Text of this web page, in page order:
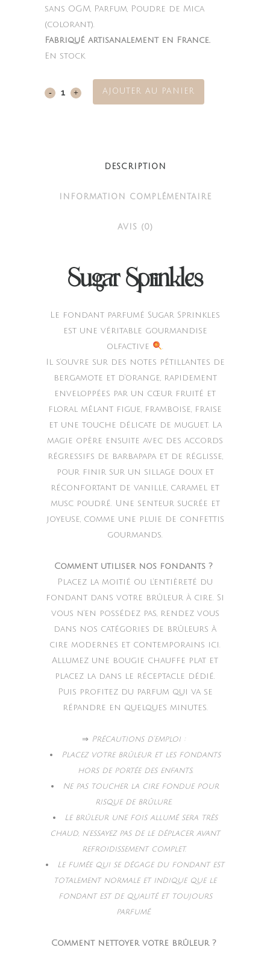
sans OGM, Parfum, Poudre de Mica
(colorant).
Fabriqué artisanalement en France.
En stock
Sugar AJOUTER AU PANIER
DESCRIPTION
INFORMATION COMPLÉMENTAIRE
AVIS (0)
Sugar Sprinkles
Le fondant parfumé Sugar Sprinkles
est une véritable gourmandise
olfactive
Il s’ouvre sur des notes pétillantes de
bergamote et d’orange, rapidement
enveloppées par un cœur fruité et
floral mêlant figue, framboise, fraise
et une touche délicate de muguet. La
magie opère ensuite avec des accords
régressifs de barbapapa et de réglisse,
pour finir sur un sillage doux et
réconfortant de vanille, caramel et
musc poudré. Une senteur sucrée et
joyeuse, comme une pluie de confettis
gourmands.
Comment utiliser nos fondants ?
Placez la moitié ou l’entièreté du
fondant dans votre brûleur à cire. Si
vous n’en possédez pas, rendez vous
dans nos catégories de brûleurs à
cire modernes et contemporains ici.
Allumez une bougie chauffe plat et
placez la dans le réceptacle dédié.
Puis profitez du parfum qui va se
répandre en quelques minutes.
⇒ Précautions d’emploi :
Placez votre brûleur et les fondants
hors de portée des enfants.
Ne pas toucher la cire fondue pour
risque de brûlure.
Le brûleur une fois allumé sera très
chaud, n’essayez pas de le déplacer avant
refroidissement complet.
Le fumée qui se dégage du fondant est
totalement normale et indique que le
fondant est de qualité et toujours
parfumé.
Comment nettoyer votre brûleur ?